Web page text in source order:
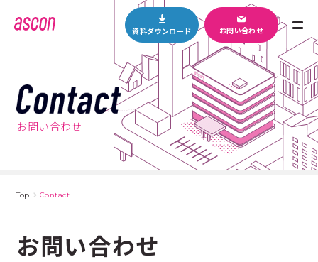
資料ダウンロード お問い合わせ
M
N
U
C
o
n
t
お問い合わせ
Top Contact
お問い合わせ